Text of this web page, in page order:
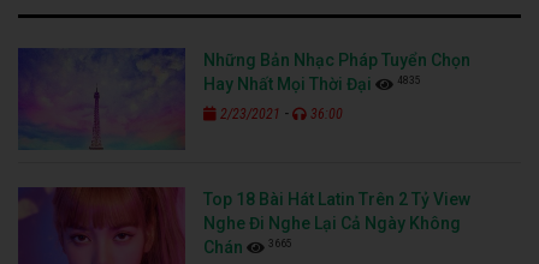
Những Bản Nhạc Pháp Tuyển Chọn
Hay Nhất Mọi Thời Đại
4835
2/23/2021 - 36:00
Top 18 Bài Hát Latin Trên 2 Tỷ View
Nghe Đi Nghe Lại Cả Ngày Không
Chán
3665